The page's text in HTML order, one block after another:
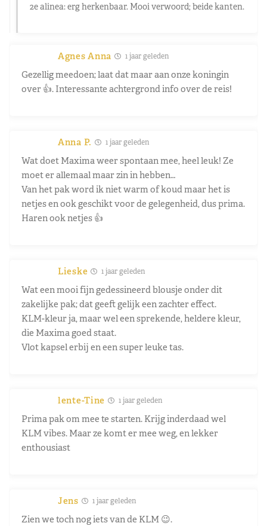
2e alinea: erg herkenbaar. Mooi verwoord; beide kanten.
Agnes Anna 1 jaar geleden
Gezellig meedoen; laat dat maar aan onze koningin
over 👍. Interessante achtergrond info over de reis!
Anna P. 1 jaar geleden
Wat doet Maxima weer spontaan mee, heel leuk! Ze
moet er allemaal maar zin in hebben…
Van het pak word ik niet warm of koud maar het is
netjes en ook geschikt voor de gelegenheid, dus prima.
Haren ook netjes 👍
Lieske 1 jaar geleden
Wat een mooi fijn gedessineerd blousje onder dit
zakelijke pak; dat geeft gelijk een zachter effect.
KLM-kleur ja, maar wel een sprekende, heldere kleur,
die Maxima goed staat.
Vlot kapsel erbij en een super leuke tas.
lente-Tine 1 jaar geleden
Prima pak om mee te starten. Krijg inderdaad wel
KLM vibes. Maar ze komt er mee weg, en lekker
enthousiast
Jens 1 jaar geleden
Zien we toch nog iets van de KLM 😉.